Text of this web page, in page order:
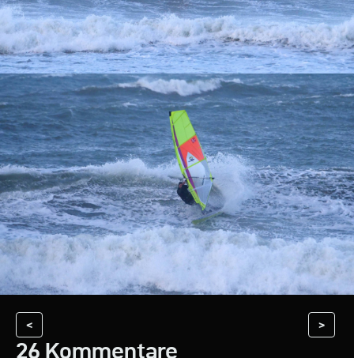
< >
26 Kommentare